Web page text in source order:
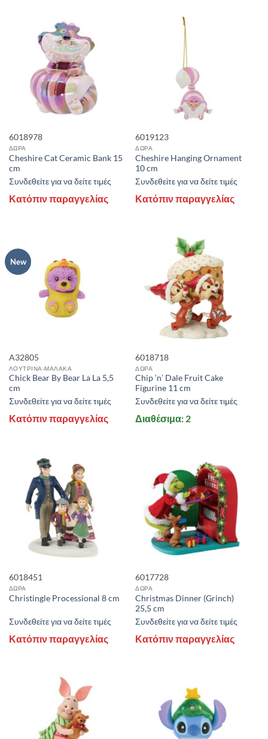
6018978
ΔΩΡΑ
Cheshire Cat Ceramic Bank 15
cm
Συνδεθείτε για να δείτε τιμές
Κατόπιν παραγγελίας
6019123
ΔΩΡΑ
Cheshire Hanging Ornament
10 cm
Συνδεθείτε για να δείτε τιμές
Κατόπιν παραγγελίας
New
A32805
ΛΟΥΤΡΙΝΑ-ΜΑΛΑΚΑ
Chick Bear By Bear La La 5,5
cm
Συνδεθείτε για να δείτε τιμές
Κατόπιν παραγγελίας
6018718
ΔΩΡΑ
Chip ‘n’ Dale Fruit Cake
Figurine 11 cm
Συνδεθείτε για να δείτε τιμές
Διαθέσιμα: 2
6018451
ΔΩΡΑ
Christingle Processional 8 cm
Συνδεθείτε για να δείτε τιμές
Κατόπιν παραγγελίας
6017728
ΔΩΡΑ
Christmas Dinner (Grinch)
25,5 cm
Συνδεθείτε για να δείτε τιμές
Κατόπιν παραγγελίας